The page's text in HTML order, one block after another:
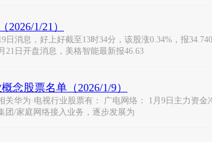
1/21）
日消息，好上好截至13时34分，该股涨0.34%，报
21日开盘消息，美格智能最新报46.63
念股票名单（2026/1/9）
华为·电视行业股票有： 广电网络： 1月9日主力资
团/家庭网络接入业务，逐步发展为